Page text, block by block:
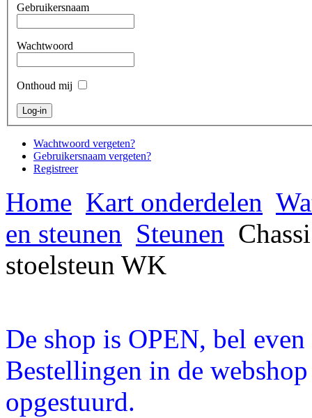
Gebruikersnaam
Wachtwoord
Onthoud mij
Wachtwoord vergeten?
Gebruikersnaam vergeten?
Registreer
Home Kart onderdelen
en steunen Steunen
stoelsteun WK
De shop is OPEN, bel
Bestellingen in de
opgestuurd.